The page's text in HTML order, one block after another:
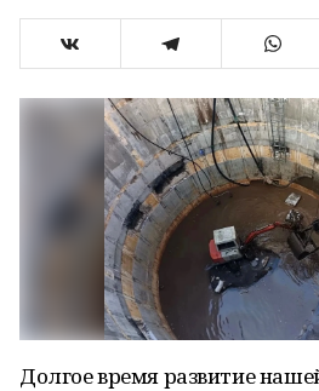
Долгое время развитие